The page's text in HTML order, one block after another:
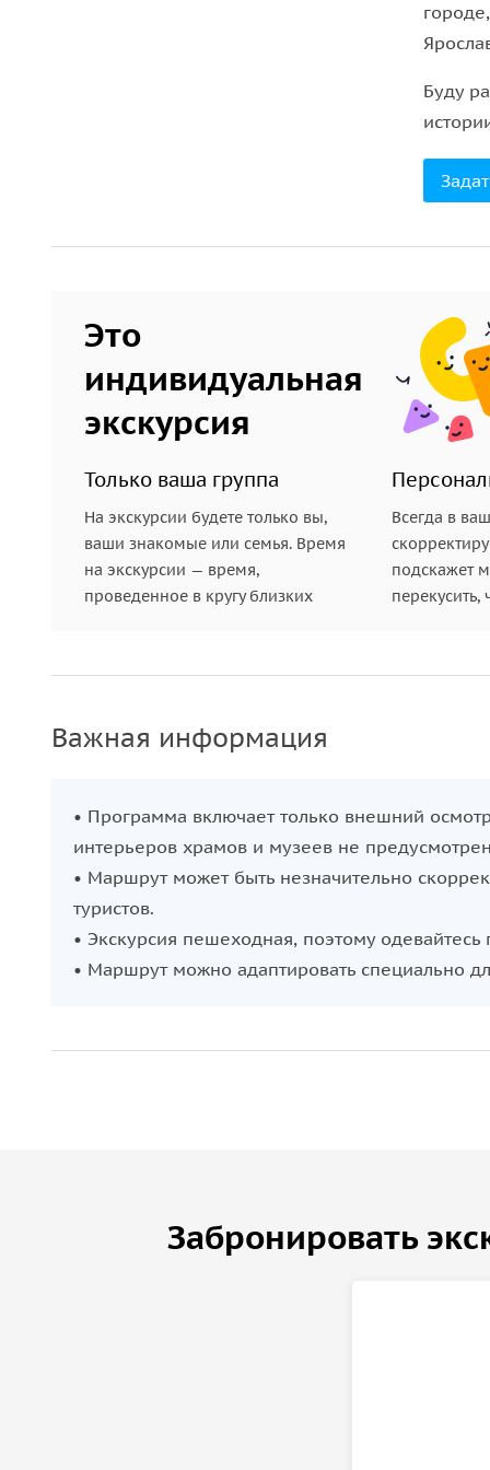
Буду
Это
индивидуальная
экскурсия
Только ваша группа
На экскурсии будете только вы,
ваши знакомые или семья. Время
на экскурсии — время,
проведенное в кругу близких
Всегда в
подскажет
перекусить,
Важная информация
• Программа включает только внешний
интерьеров храмов и музеев не
• Маршрут может быть незначительно
туристов.
• Экскурсия пешеходная, поэтому одевайтесь
• Маршрут можно адаптировать специально
Забронировать